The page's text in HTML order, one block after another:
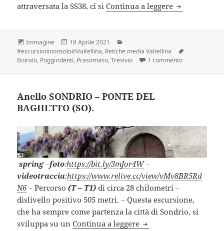
attraversata la SS38, ci siContinua a leggere
Formato
Immagine
Scritto
il
18 Aprile 2021
#escursioninonsoloinValtellina, Retiche media Valtellina
Boirolo, Poggiridenti, Prasomaso,Tresivio 1 commentosu
Anello SONDRIO – PONTE DEL
BAGHETTO (SO).
spring –foto:https://bit.ly/3mJor4W–
videotraccia:https://www.relive.cc/view/vMv8BR5Rd
N6 – Percorso(T – T1) di circa 28 chilometri –
dislivello positivo 505 metri. – Questa escursione,
che ha sempre come partenza la città di Sondrio, si
sviluppa su unContinua a leggere Anello SONDRIO –